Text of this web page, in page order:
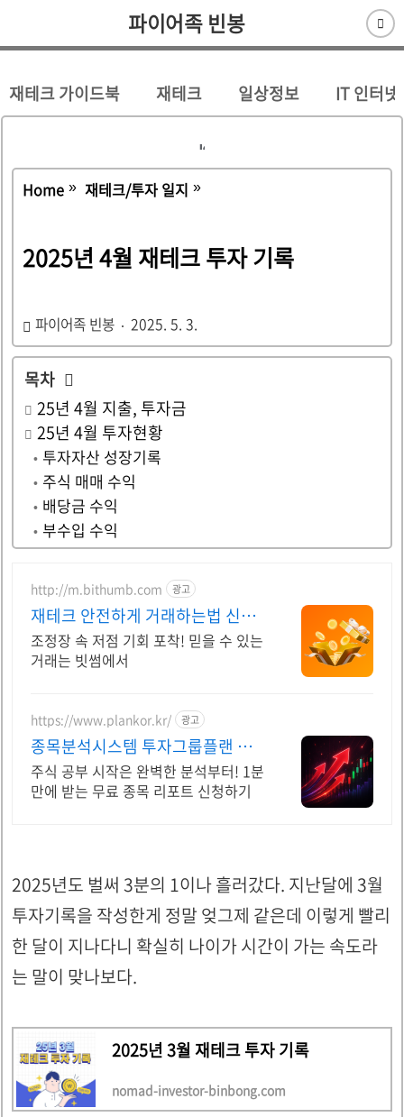
파이어족 빈봉
재테크 가이드북 재테크 일상정보 IT 인터넷
Home 재테크/투자 일지
2025년 4월 재테크 투자 기록
파이어족 빈봉 2025. 5. 3.
목차 
25년 4월 지출, 투자금
25년 4월 투자현황
투자자산 성장기록
주식 매매 수익
배당금 수익
부수입 수익
http://m.bithumb.com 광고
재테크 안전하게 거래하는법 신규
가입 시 5만원 혜택
조정장 속 저점 기회 포착! 믿을 수 있는
거래는 빗썸에서
https://www.plankor.kr/ 광고
종목분석시스템 투자그룹플랜 가
입즉시 무료리포트 100%
주식 공부 시작은 완벽한 분석부터! 1분
만에 받는 무료 종목 리포트 신청하기
2025년도 벌써 3분의 1이나 흘러갔다. 지난달에 3월
투자기록을 작성한게 정말 엊그제 같은데 이렇게 빨리
한 달이 지나다니 확실히 나이가 시간이 가는 속도라
는 말이 맞나보다.
2025년 3월 재테크 투자 기록
nomad-investor-binbong.com